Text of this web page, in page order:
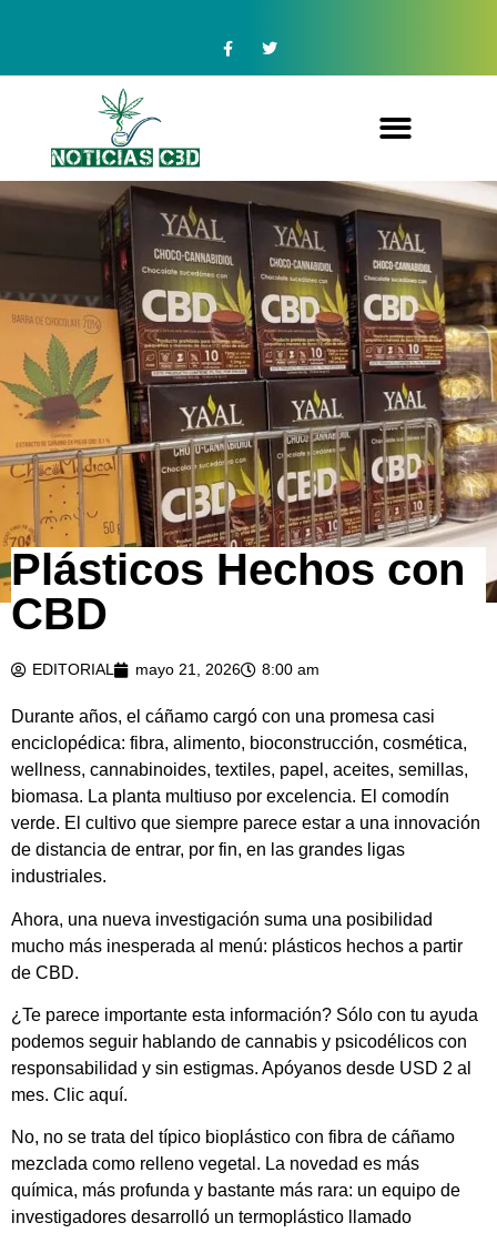
Plásticos Hechos con
CBD
EDITORIAL mayo 21, 2026 8:00 am
Durante años, el cáñamo cargó con una promesa casi
enciclopédica: fibra, alimento, bioconstrucción, cosmética,
wellness, cannabinoides, textiles, papel, aceites, semillas,
biomasa. La planta multiuso por excelencia. El comodín
verde. El cultivo que siempre parece estar a una innovación
de distancia de entrar, por fin, en las grandes ligas
industriales.
Ahora, una nueva investigación suma una posibilidad
mucho más inesperada al menú: plásticos hechos a partir
de CBD.
¿Te parece importante esta información? Sólo con tu ayuda
podemos seguir hablando de cannabis y psicodélicos con
responsabilidad y sin estigmas. Apóyanos desde USD 2 al
mes. Clic aquí.
No, no se trata del típico bioplástico con fibra de cáñamo
mezclada como relleno vegetal. La novedad es más
química, más profunda y bastante más rara: un equipo de
investigadores desarrolló un termoplástico llamado